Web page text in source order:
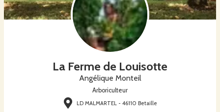
La Ferme de Louisotte
Angélique Monteil
Arboriculteur
LD MALMARTEL - 46110 Betaille